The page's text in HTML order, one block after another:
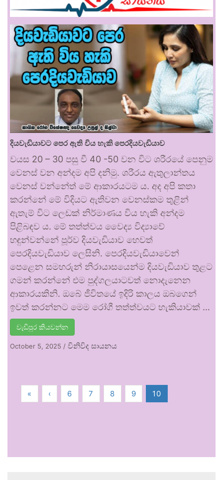
දියවැඩියාවට පෙර ඇති විය හැකි පෙරදියවැඩියාව
වයස 20 – 30 පසු වී 40 -50 වන විට ශරීරයේ පෙනුම
වෙනස් වන අන්දම අපි දනිමු. ශරීරය ඇතුලාන්තය
වෙනස් වන්නේත් මේ ආකාරයටම ය. අද අපි කතා
කරන්නේ මේ විදියට ඇතිවන වෙනස්කම තුළින්
ඇතැම් විට ලෙඩක් නිර්මාණය විය හැකි අන්දම
පිළිබඳව ය. මේ තත්ත්වය වෛද්‍ය විද්‍යාවේ
හඳුන්වන්නේ පූර්ව දියවැඩියාව හෙවත්
පෙරදියවැඩියාව ලෙසිනි. පෙරදියවැඩියාවෙන්
පෙළෙන සමහරුන් නිරායාසයෙන්ම දියවැඩියාව තුළට
ගමන් කරන්නේ එම පුද්ගලයාටවත් නොදැනෙන
ආකාරයකිනි. ඔබේ ජීවිතයේ ඉදිරි කාලය ඔබගෙන්
ඉවත් කරන්නට මෙම රෝගී තත්ත්වයට හැකියාවක් …
වැඩිපුර කියවන්න
October 5, 2025 / විනිවිද සායනය
« ‹ 6 7 8 9 10